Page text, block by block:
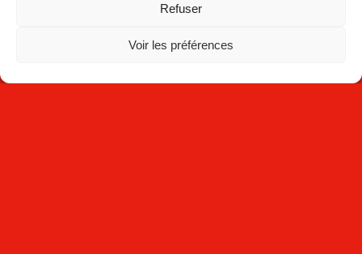
Refuser
Voir les préférences